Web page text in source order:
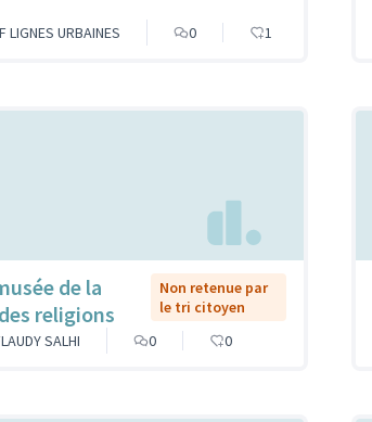
LIGNES URBAINES 0 1
de la
religions
Non retenue par
le tri citoyen
SALHI
0 0